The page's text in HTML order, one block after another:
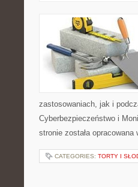
zastosowaniach, jak i
Cyberbezpieczeństwo i
stronie została
CATEGORIES: TORTY I